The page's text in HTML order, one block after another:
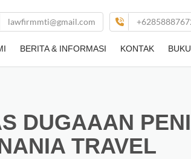
lawfirmmti@gmail.com
BERITA & INFORMASI KONTAK
DUGAAAN
TRAVEL